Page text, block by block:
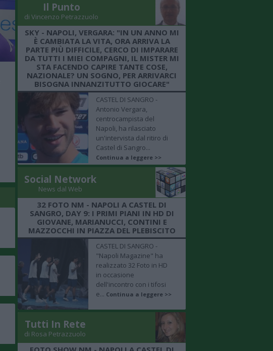
Il Punto
di Vincenzo Petrazzuolo
SKY - NAPOLI, VERGARA: "IN UN ANNO MI
È CAMBIATA LA VITA, ORA ARRIVA LA
PARTE PIÙ DIFFICILE, CERCO DI IMPARARE
DA TUTTI I MIEI COMPAGNI, IL MISTER MI
STA FACENDO CAPIRE TANTE COSE,
NAZIONALE? UN SOGNO, PER ARRIVARCI
BISOGNA INNANZITUTTO GIOCARE"
CASTEL DI SANGRO -
Antonio Vergara,
centrocampista del
Napoli, ha rilasciato
un'intervista dal ritiro di
Castel di Sangro...
Continua a leggere >>
Social Network
News dal Web
32 FOTO NM - NAPOLI A CASTEL DI
SANGRO, DAY 9: I PRIMI PIANI IN HD DI
GIOVANE, MARIANUCCI, CONTINI E
MAZZOCCHI IN PIAZZA DEL PLEBISCITO
CASTEL DI SANGRO -
"Napoli Magazine" ha
realizzato 32 Foto in HD
in occasione
dell'incontro con i tifosi
e... Continua a leggere >>
Tutti In Rete
di Rosa Petrazzuolo